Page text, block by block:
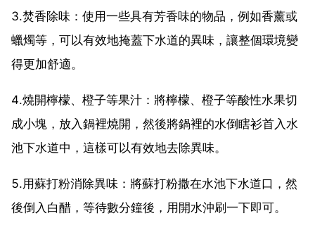
3.焚香除味：使用一些具有芳香味的物品，例如香薰或
蠟燭等，可以有效地掩蓋下水道的異味，讓整個環境變
得更加舒適。
4.燒開檸檬、橙子等果汁：將檸檬、橙子等酸性水果切
成小塊，放入鍋裡燒開，然後將鍋裡的水倒瞎衫首入水
池下水道中，這樣可以有效地去除異味。
5.用蘇打粉消除異味：將蘇打粉撒在水池下水道口，然
後倒入白醋，等待數分鐘後，用開水沖刷一下即可。